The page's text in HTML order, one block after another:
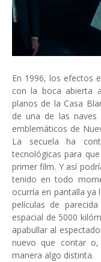
En 1996, los efectos
con la boca abierta
planos de la Casa
de una de las
emblemáticos de
La secuela ha
tecnológicas para
primer film. Y así
tenido en todo
ocurría en pantalla ya
películas de
espacial de 5000
apabullar al
nuevo que contar
manera algo distinta.